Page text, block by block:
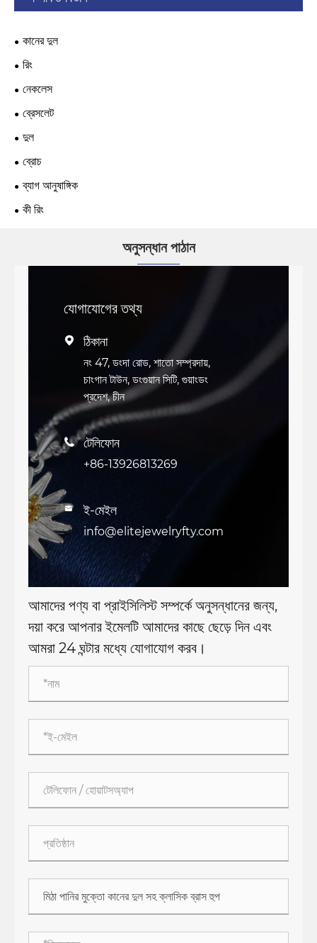
কানের দুল
রিং
নেকলেস
ব্রেসলেট
দুল
ব্রোচ
ব্যাগ আনুষাঙ্গিক
কী রিং
অনুসন্ধান পাঠান
যোগাযোগের তথ্য
 ঠিকানা
নং 47, ডংদা রোড, শাতো সম্প্রদায়,
চাংগান টাউন, ডংগুয়ান সিটি, গুয়াংডং
প্রদেশ, চীন
 টেলিফোন
+86-13926813269
 ই-মেইল
info@elitejewelryfty.com
আমাদের পণ্য বা প্রাইসিলিস্ট সম্পর্কে অনুসন্ধানের জন্য,
দয়া করে আপনার ইমেলটি আমাদের কাছে ছেড়ে দিন এবং
আমরা 24 ঘন্টার মধ্যে যোগাযোগ করব।